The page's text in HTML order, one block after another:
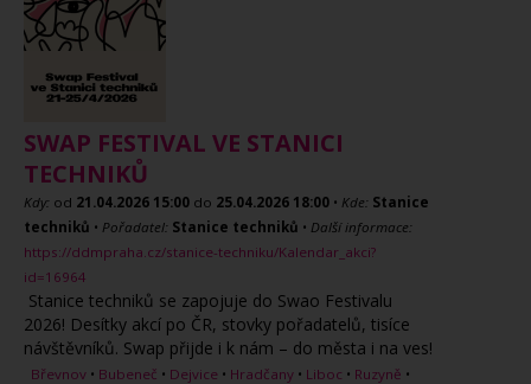
SWAP FESTIVAL VE STANICI
TECHNIKŮ
Kdy: od 21.04.2026 15:00 do 25.04.2026 18:00 • Kde: Stanice
techniků • Pořadatel: Stanice techniků • Další informace:
https://ddmpraha.cz/stanice-techniku/Kalendar_akci?
id=16964
Stanice techniků se zapojuje do Swao Festivalu
2026! Desítky akcí po ČR, stovky pořadatelů, tisíce
návštěvníků. Swap přijde i k nám – do města i na ves!
Břevnov • Bubeneč • Dejvice • Hradčany • Liboc • Ruzyně •